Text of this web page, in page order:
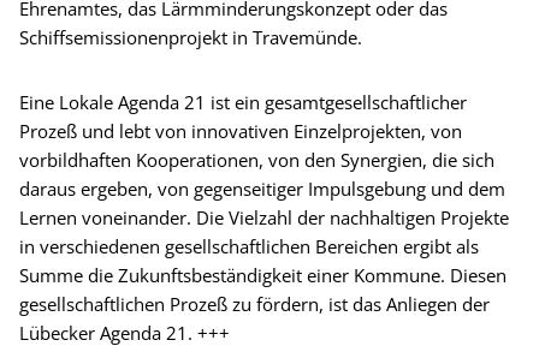
Ehrenamtes, das Lärmminderungskonzept oder das
Schiffsemissionenprojekt in Travemünde.
Eine Lokale Agenda 21 ist ein gesamtgesellschaftlicher
Prozeß und lebt von innovativen Einzelprojekten, von
vorbildhaften Kooperationen, von den Synergien, die sich
daraus ergeben, von gegenseitiger Impulsgebung und dem
Lernen voneinander. Die Vielzahl der nachhaltigen Projekte
in verschiedenen gesellschaftlichen Bereichen ergibt als
Summe die Zukunftsbeständigkeit einer Kommune. Diesen
gesellschaftlichen Prozeß zu fördern, ist das Anliegen der
Lübecker Agenda 21. +++